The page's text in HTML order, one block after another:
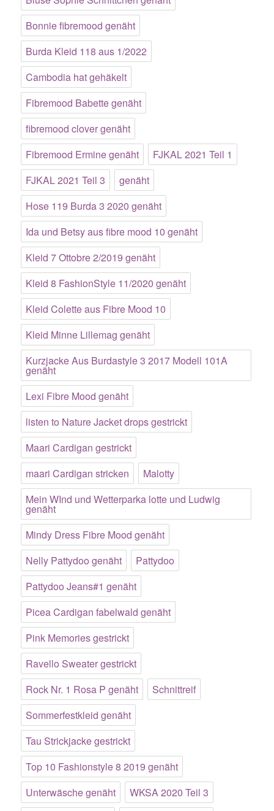
Bonnie fibremood genäht
Burda Kleid 118 aus 1/2022
Cambodia hat gehäkelt
Fibremood Babette genäht
fibremood clover genäht
Fibremood Ermine genäht
FJKAL 2021 Teil 1
FJKAL 2021 Teil 3
genäht
Hose 119 Burda 3 2020 genäht
Ida und Betsy aus fibre mood 10 genäht
Kleid 7 Ottobre 2/2019 genäht
Kleid 8 FashionStyle 11/2020 genäht
Kleid Colette aus Fibre Mood 10
Kleid Minne Lillemag genäht
Kurzjacke Aus Burdastyle 3 2017 Modell 101A
genäht
Lexi Fibre Mood genäht
listen to Nature Jacket drops gestrickt
Maari Cardigan gestrickt
maari Cardigan stricken
Malotty
Mein WInd und Wetterparka lotte und Ludwig
genäht
Mindy Dress Fibre Mood genäht
Nelly Pattydoo genäht
Pattydoo
Pattydoo Jeans#1 genäht
Picea Cardigan fabelwald genäht
Pink Memories gestrickt
Ravello Sweater gestrickt
Rock Nr. 1 Rosa P genäht
Schnittreif
Sommerfestkleid genäht
Tau Strickjacke gestrickt
Top 10 Fashionstyle 8 2019 genäht
Unterwäsche genäht
WKSA 2020 Teil 3